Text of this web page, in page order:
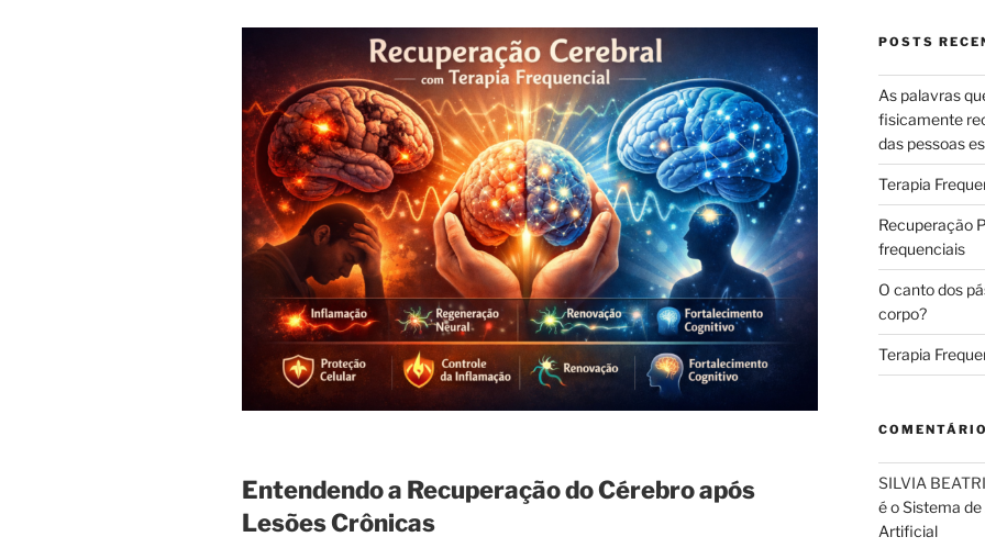
Entendendo a Recuperação do Cérebro após
Lesões Crônicas
POSTS
As palavras
fisicamente
das pessoas
Terapia
Recuperação
frequenciais
O canto dos
corpo?
Terapia
SILVIA
é o Sistema
Artificial